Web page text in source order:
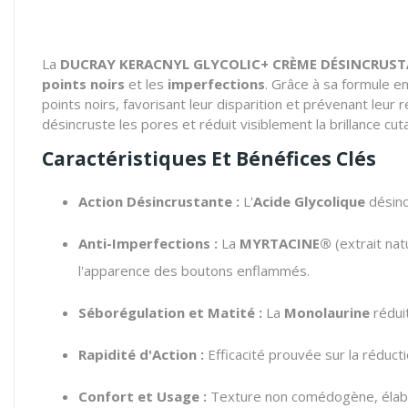
La DUCRAY KERACNYL GLYCOLIC+ CRÈME
points noirs et les imperfections. Grâce à sa formule
points noirs, favorisant leur disparition et prévenant leur
désincruste les pores et réduit visiblement la brillance
Caractéristiques Et Bénéfices Clés
Action Désincrustante : L'Acide Glycolique
Anti-Imperfections : La MYRTACINE® (extrait
l'apparence des boutons enflammés.
Séborégulation et Matité : La Monolaurine
Rapidité d'Action : Efficacité prouvée sur la
Confort et Usage : Texture non comédogène,